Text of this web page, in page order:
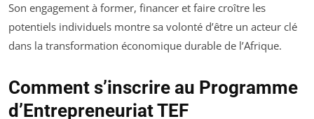
Son engagement à former, financer et faire croître les
potentiels individuels montre sa volonté d’être un acteur clé
dans la transformation économique durable de l’Afrique.
Comment s’inscrire au Programme
d’Entrepreneuriat TEF